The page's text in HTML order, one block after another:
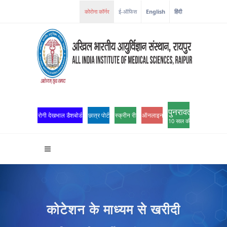
कोरोना कॉर्नर ई-ऑफिस English हिंदी
रोगी देखभाल डैशबोर्ड छात्र पोर्टल स्क्रीन रीडर एक्सेसऑनलाइन ओपीडी पंजीकरण
पुनरावर्तन
10 साल की उत्कृष्टता
कोटेशन के माध्यम से खरीदी